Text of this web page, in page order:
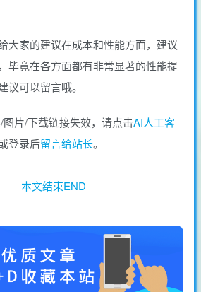
大家的建议在成本和性能方面，建议
毕竟在各方面都有非常显著的性能提
议可以留言哦。
图片/下载链接失效，请点击AI人工客
登录后留言给站长。
本文结束END